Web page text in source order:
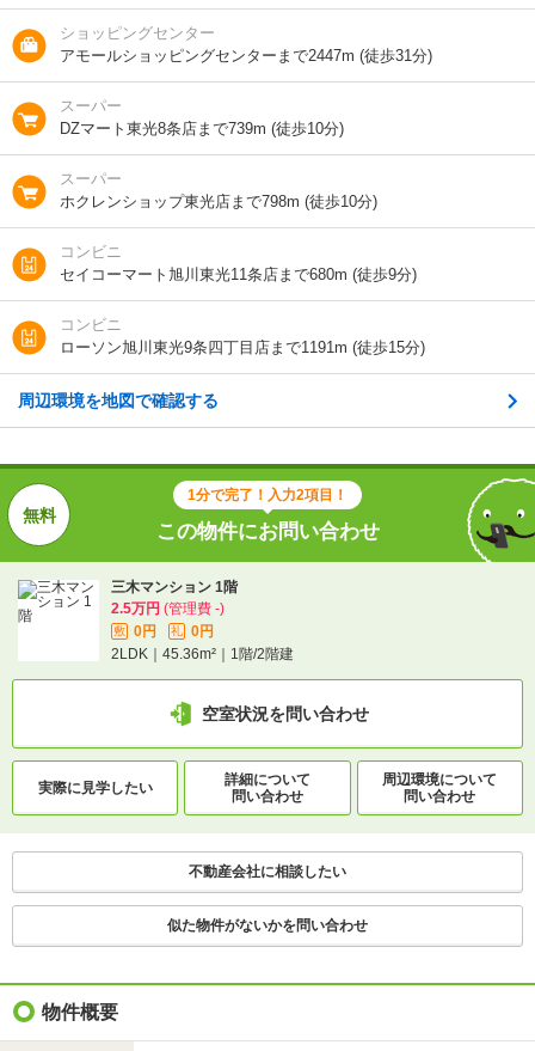
種別 / 構造 アパート
総戸数 4戸
向き
住所 北海道旭川市東光十三条２
地図を見る
交通
旭川電気軌道/東光１２条２丁目 歩4分
ＪＲ函館本線/旭川駅 歩48分
1分で完了！入力2項目！
この物件にお問い合わせ
三木マンション 1階
2.5万円
(管理費 -)
敷 0円 礼
0円
2LDK｜45.36m²｜1階/2階建
空室状況を問い合わせ
実際に見学したい
不動産会社に相談したい
ショッピングセンター
アモールショッピングセンターまで2447m (徒歩31分)
スーパー
DZマート東光8条店まで739m (徒歩10分)
スーパー
ホクレンショップ東光店まで798m (徒歩10分)
コンビニ
セイコーマート旭川東光11条店まで680m (徒歩9分)
コンビニ
ローソン旭川東光9条四丁目店まで1191m (徒歩15分)
周辺環境を地図で確認する
1分で完了！入力2項目！
この物件にお問い合わせ
三木マンション 1階
2.5万円 (管理費 -)
敷 0円 礼
0円
2LDK｜45.36m²｜1階/2階建
空室状況を問い合わせ
実際に見学したい
詳細について
問い合わせ
周辺環境について
問い合わせ
不動産会社に相談したい
似た物件がないかを問い合わせ
物件概要